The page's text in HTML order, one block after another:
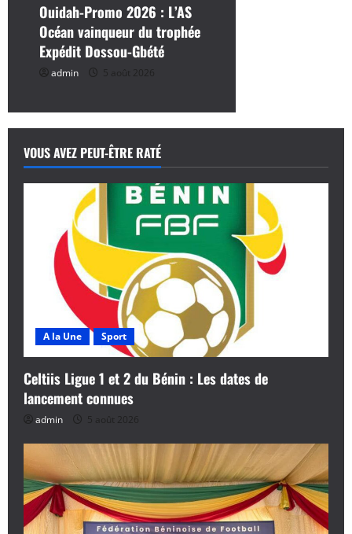
Ouidah-Promo 2026 : L’AS
Océan vainqueur du trophée
Expédit Dossou-Gbété
admin 5 août 2026
VOUS AVEZ PEUT-ÊTRE RATÉ
A la Une Sport
Celtiis Ligue 1 et 2 du Bénin : Les dates de
lancement connues
admin 5 août 2026